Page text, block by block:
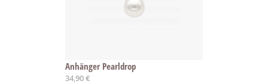
Anhänger Pearldrop
34,90 €